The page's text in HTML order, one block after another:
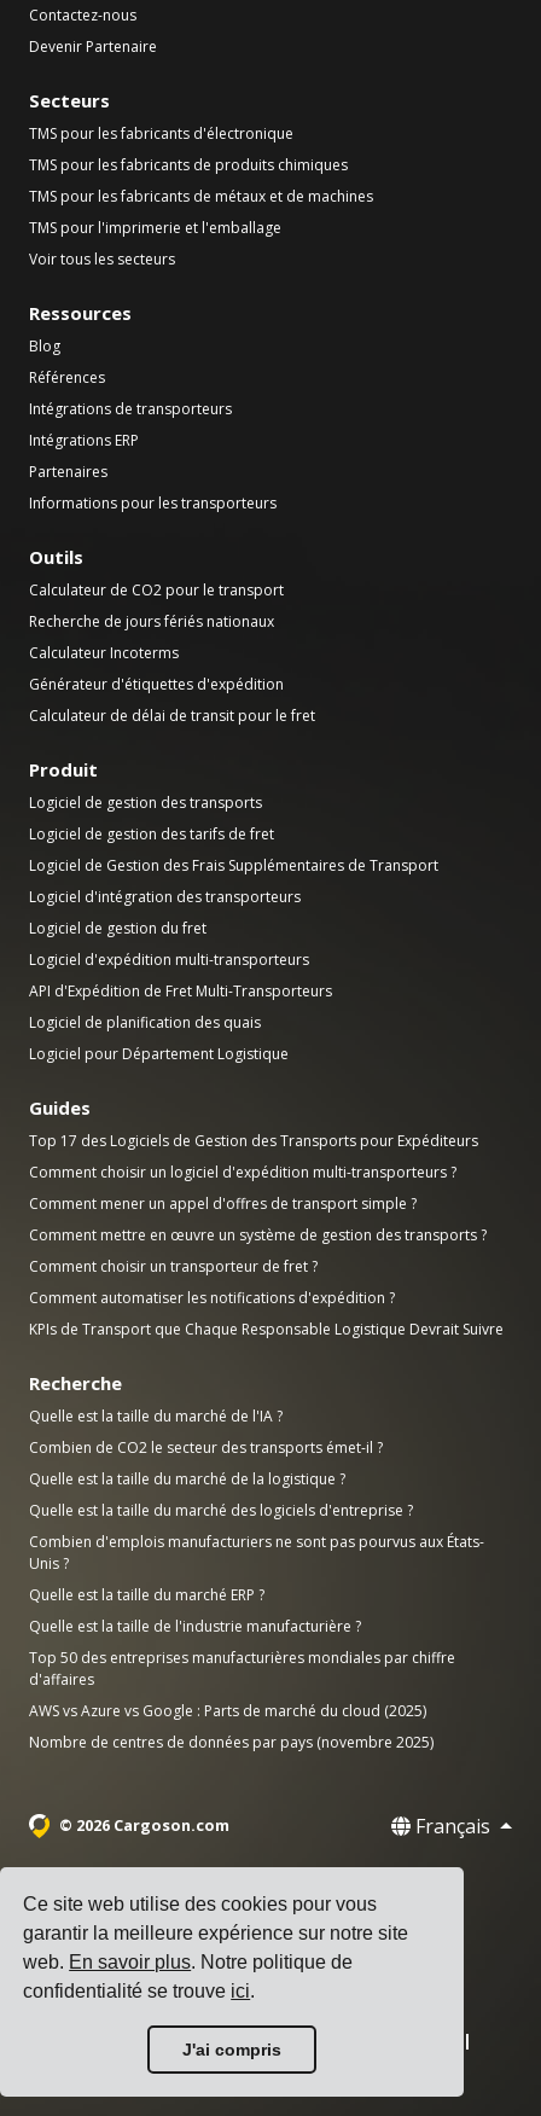
Ce site web utilise des cookies pour vous
garantir la meilleure expérience sur notre site
web. En savoir plus. Notre politique de
confidentialité se trouve ici.
J'ai compris
Contactez-nous
Devenir Partenaire
Secteurs
TMS pour les fabricants d'électronique
TMS pour les fabricants de produits chimiques
TMS pour les fabricants de métaux et de machines
TMS pour l'imprimerie et l'emballage
Voir tous les secteurs
Ressources
Blog
Références
Intégrations de transporteurs
Intégrations ERP
Partenaires
Informations pour les transporteurs
Outils
Calculateur de CO2 pour le transport
Recherche de jours fériés nationaux
Calculateur Incoterms
Générateur d'étiquettes d'expédition
Calculateur de délai de transit pour le fret
Produit
Logiciel de gestion des transports
Logiciel de gestion des tarifs de fret
Logiciel de Gestion des Frais Supplémentaires de Transport
Logiciel d'intégration des transporteurs
Logiciel de gestion du fret
Logiciel d'expédition multi-transporteurs
API d'Expédition de Fret Multi-Transporteurs
Logiciel de planification des quais
Logiciel pour Département Logistique
Guides
Top 17 des Logiciels de Gestion des Transports pour Expéditeurs
Comment choisir un logiciel d'expédition multi-transporteurs ?
Comment mener un appel d'offres de transport simple ?
Comment mettre en œuvre un système de gestion des transports ?
Comment choisir un transporteur de fret ?
Comment automatiser les notifications d'expédition ?
KPIs de Transport que Chaque Responsable Logistique Devrait Suivre
Recherche
Quelle est la taille du marché de l'IA ?
Combien de CO2 le secteur des transports émet-il ?
Quelle est la taille du marché de la logistique ?
Quelle est la taille du marché des logiciels d'entreprise ?
Combien d'emplois manufacturiers ne sont pas pourvus aux États-
Unis ?
Quelle est la taille du marché ERP ?
Quelle est la taille de l'industrie manufacturière ?
Top 50 des entreprises manufacturières mondiales par chiffre
d'affaires
AWS vs Azure vs Google : Parts de marché du cloud (2025)
Nombre de centres de données par pays (novembre 2025)
© 2026 Cargoson.com Français
N° d'enregistrement : 14545832. TVA : EE102137680.
Siège social : Pärnu mnt. 141, 11314 Tallinn, Estonie
+372 5555 0028·hello@cargoson.com
Conditions d'utilisation Politique de confidentialité
|
Politique de cookies